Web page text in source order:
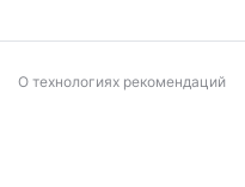
О технологиях рекомендаций